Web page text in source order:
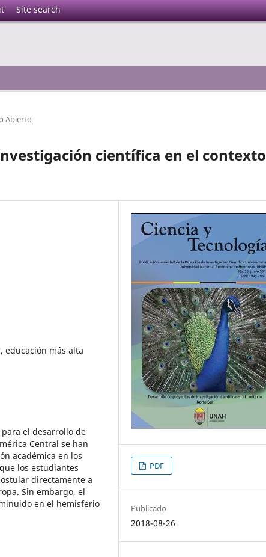
Site search
Abierto
científica en el contexto
educación más alta
el desarrollo de
Central se han
académica en los
los estudiantes
directamente a
Sin embargo, el
en el hemisferio
PDF
Publicado
2018-08-26